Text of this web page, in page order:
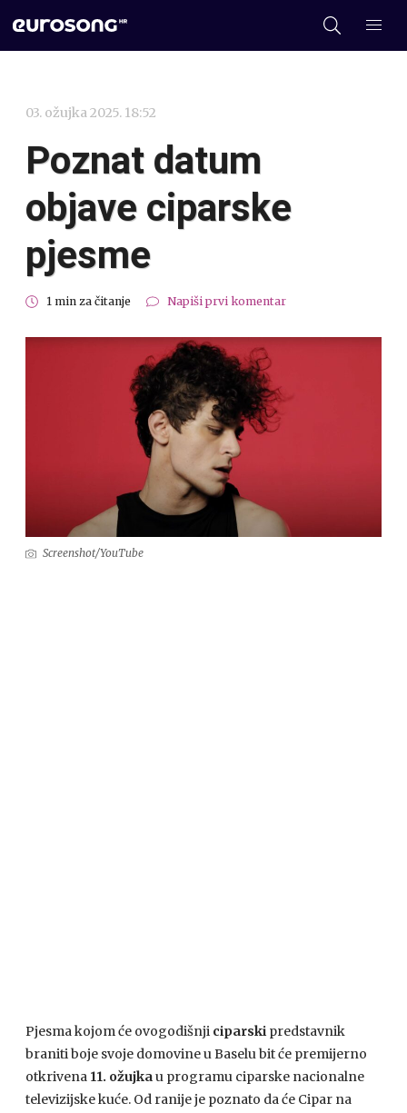
03. ožujka 2025. 18:52
Poznat datum
objave ciparske
pjesme
1 min za čitanje Napiši prvi komentar
Screenshot/YouTube
Pjesma kojom će ovogodišnji ciparski predstavnik
braniti boje svoje domovine u Baselu bit će premijerno
otkrivena 11. ožujkau programu ciparske nacionalne
televizijske kuće. Od ranije je poznato da će Cipar na